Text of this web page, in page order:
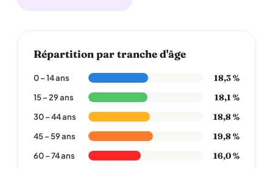
Répartition par tranche d'âge
0 – 14 ans 18,3 %
15 – 29 ans 18,1 %
30 – 44 ans 18,8 %
45 – 59 ans 19,8 %
60 – 74 ans 16,0 %